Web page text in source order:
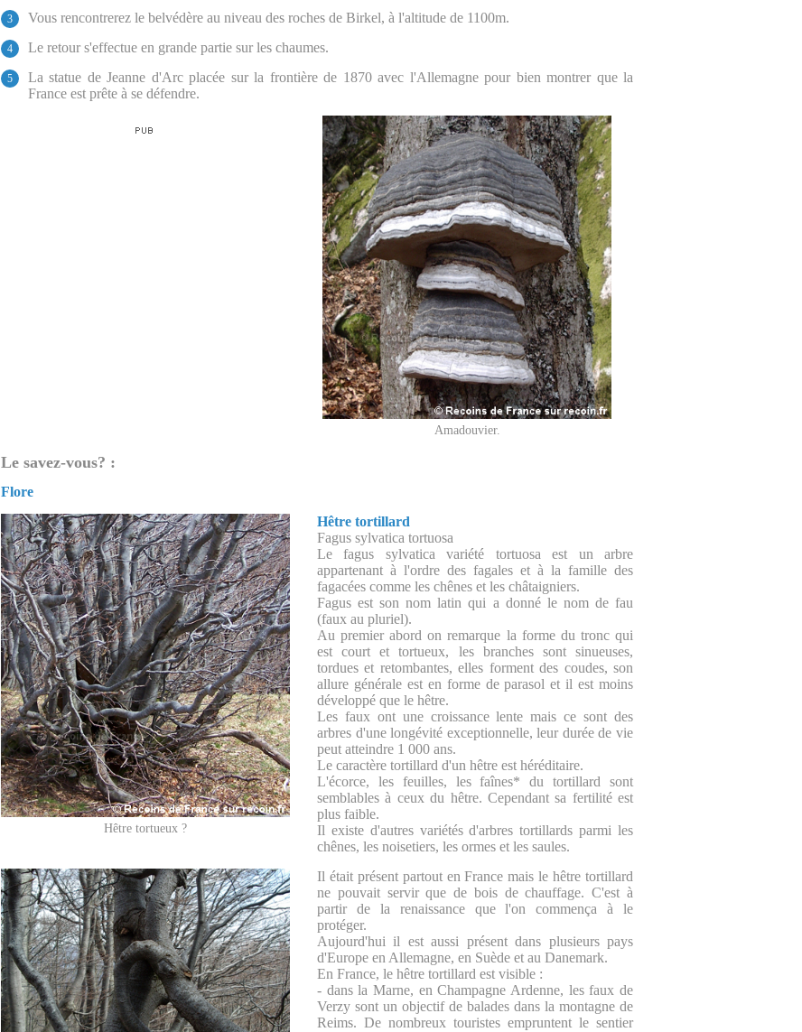
3 Vous rencontrerez le belvédère au niveau des roches de Birkel, à l'altitude de 1100m.
4 Le retour s'effectue en grande partie sur les chaumes.
5
La statue de Jeanne d'Arc placée sur la frontière de 1870 avec l'Allemagne pour bien montrer que la
France est prête à se défendre.
Amadouvier.
Le savez-vous? :
Flore
Hêtre tortueux ?
Hêtre tortillard
Fagus sylvatica tortuosa
Le fagus sylvatica variété tortuosa est un arbre
appartenant à l'ordre des fagales et à la famille des
fagacées comme les chênes et les châtaigniers.
Fagus est son nom latin qui a donné le nom de fau
(faux au pluriel).
Au premier abord on remarque la forme du tronc qui
est court et tortueux, les branches sont sinueuses,
tordues et retombantes, elles forment des coudes, son
allure générale est en forme de parasol et il est moins
développé que le hêtre.
Les faux ont une croissance lente mais ce sont des
arbres d'une longévité exceptionnelle, leur durée de vie
peut atteindre 1 000 ans.
Le caractère tortillard d'un hêtre est héréditaire.
L'écorce, les feuilles, les faînes* du tortillard sont
semblables à ceux du hêtre. Cependant sa fertilité est
plus faible.
Il existe d'autres variétés d'arbres tortillards parmi les
chênes, les noisetiers, les ormes et les saules.
Il était présent partout en France mais le hêtre tortillard
ne pouvait servir que de bois de chauffage. C'est à
partir de la renaissance que l'on commença à le
protéger.
Aujourd'hui il est aussi présent dans plusieurs pays
d'Europe en Allemagne, en Suède et au Danemark.
En France, le hêtre tortillard est visible :
- dans la Marne, en Champagne Ardenne, les faux de
Verzy sont un objectif de balades dans la montagne de
Reims. De nombreux touristes empruntent le sentier